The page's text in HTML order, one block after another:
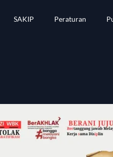
SAKIP Peraturan